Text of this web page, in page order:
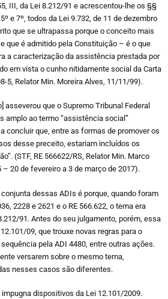
III, da Lei 8.212/91 e acrescentou-lhe os §§
e 7º, todos da Lei 9.732, de 11 de dezembro
que se ultrapassa porque o conceito mais
que é admitido pela Constituição – é o que
a caracterização da assistência prestada por
em vista o cunho nitidamente social da Carta
5, Relator Min. Moreira Alves, 11/11/99).
asseverou que o Supremo Tribunal Federal
amplo ao termo “assistência social”
concluir que, entre as formas de promover os
desse preceito, estariam incluídos os
(STF, RE 566622/RS, Relator Min. Marco
20 de fevereiro a 3 de março de 2017).
dessas ADIs é porque, quando foram
2228 e 2621 e o RE 566.622, o tema era
91. Antes do seu julgamento, porém, essa
09, que trouxe novas regras para o
pela ADI 4480, entre outras ações.
versarem sobre o mesmo tema,
nesses casos são diferentes.
dispositivos da Lei 12.101/2009.